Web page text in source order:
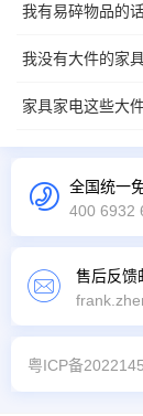
我有易碎物品的
我没有大件的家
家具家电这些大
全国统一
400 6932
售后反馈
粤ICP备